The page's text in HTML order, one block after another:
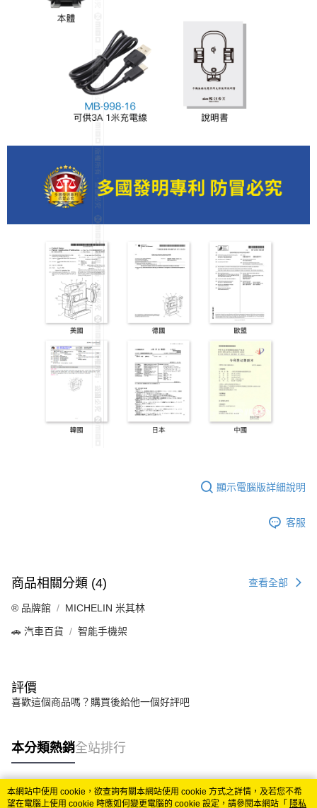
顯示電腦版詳細說明
客服
商品相關分類 (4) 查看全部
®️ 品牌館 MICHELIN 米其林
🚗 汽車百貨 智能手機架
評價
喜歡這個商品嗎？購買後給他一個好評吧
本分類熱銷全站排行
熱門標籤
本網站中使用 cookie，欲查詢有關本網站使用 cookie 方式之詳情，及若您不希
望在電腦上使用 cookie 時應如何變更電腦的 cookie 設定，請參閱本網站「 隱私